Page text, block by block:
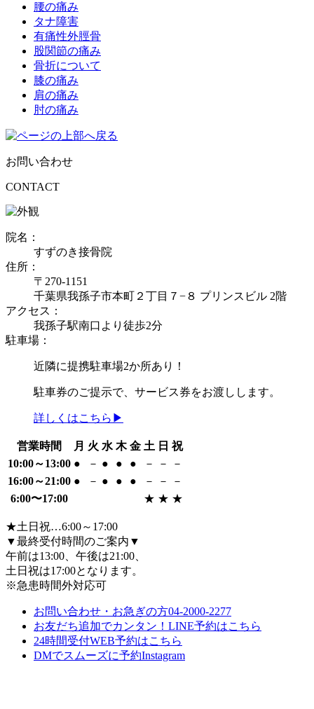
腰の痛み
タナ障害
有痛性外脛骨
股関節の痛み
骨折について
膝の痛み
肩の痛み
肘の痛み
お問い合わせ
CONTACT
院名：
すずのき接骨院
住所：
〒270-1151
千葉県我孫子市本町２丁目７−８ プリンスビル 2階
アクセス：
我孫子駅南口より徒歩2分
駐車場：
近隣に提携駐車場2か所あり！
駐車券のご提示で、サービス券をお渡しします。
詳しくはこちら▶
営業時間 月 火 水 木 金 土 日 祝
10:00～13:00 ● － ● ● ● － －
－
16:00～21:00 ● － ● ● ● － －
－
6:00〜17:00
★ ★ ★
★土日祝…6:00～17:00
▼最終受付時間のご案内▼
午前は13:00、午後は21:00、
土日祝は17:00となります。
※急患時間外対応可
お問い合わせ・お急ぎの方04-2000-2277
お友だち追加でカンタン！ LINE予約はこちら
24時間受付WEB予約はこちら
DMでスムーズに予約Instagram